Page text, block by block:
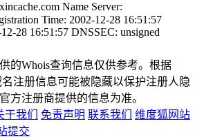
Name Server:
Time: 2002-12-28 16:51:57
28 16:51:57 DNSSEC: unsigned
的Whois查询信息仅供参考。根据
注册信息可能被隐藏以保护注册人隐
方注册商提供的信息为准。
于我们 免责声明 联系我们
维度狐网站
提交